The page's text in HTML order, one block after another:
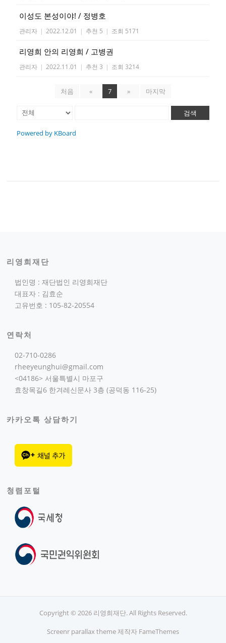
이성도 본성이야! / 정병호
관리자 | 2022.12.01 | 추천 5 | 조회 5171
리영희 안의 리영희 / 고병권
관리자 | 2022.11.01 | 추천 3 | 조회 3214
처음 « 7 » 마지막
검색
Powered by KBoard
리영희재단
법인명 : 재단법인 리영희재단
대표자 : 김효순
고유번호 : 105-82-20554
연락처
02-710-0286
rheeyeunghui@gmail.com
<04186> 서울특별시 마포구
효창목길6 한겨레신문사 3층 (공덕동 116-25)
카카오톡 상담하기
청렴포털
Copyright © 2026 리영희재단. All Rights Reserved.
Screenr parallax theme제작자 FameThemes